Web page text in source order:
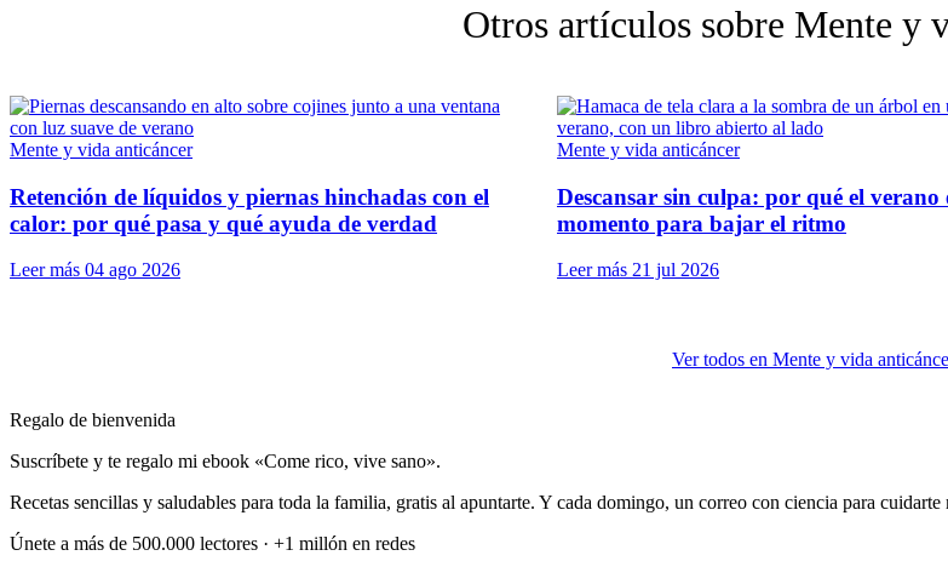
Otros artículos sobre Mente y
Mente y vida anticáncer
Retención de líquidos y piernas hinchadas con el
calor: por qué pasa y qué ayuda de verdad
Leer más 04 ago 2026
Mente y vida anticáncer
Descansar sin culpa: por qué el verano
momento para bajar el ritmo
Leer más 21 jul 2026
Ver todos en Mente y vida
Regalo de bienvenida
Suscríbete y te regalo mi ebook «Come rico, vive sano».
Recetas sencillas y saludables para toda la familia, gratis al apuntarte. Y cada domingo, un correo con ciencia para
Únete a más de 500.000 lectores · +1 millón en redes